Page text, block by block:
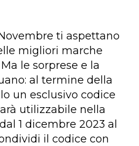
ti aspettano
migliori marche
le sorprese e la
al termine della
un esclusivo codice
utilizzabile nella
1 dicembre 2023 al
il codice con